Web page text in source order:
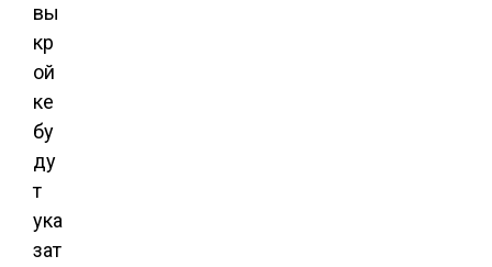
вы
кр
ой
ке
бу
ду
т
ука
зат